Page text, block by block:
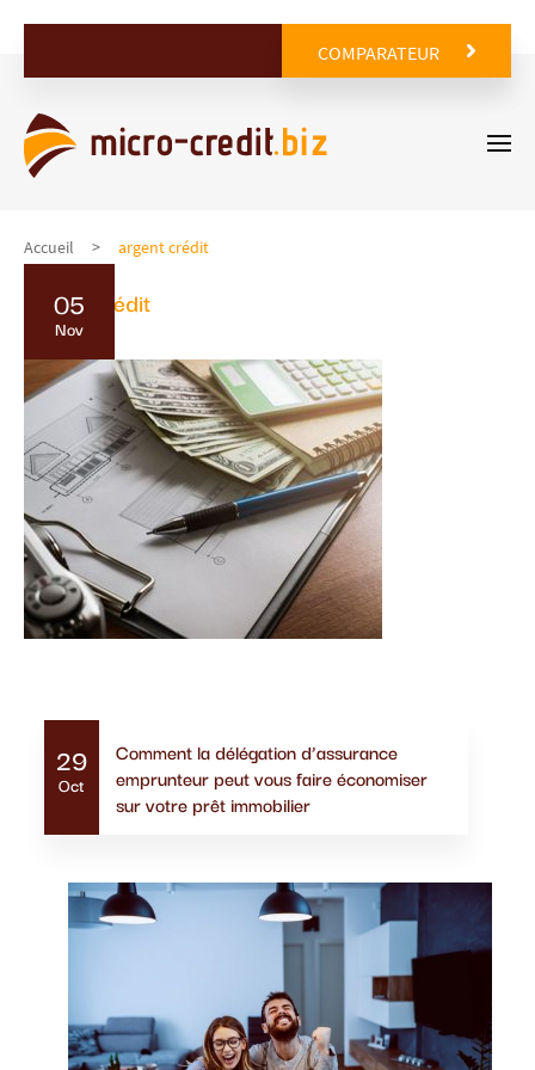
COMPARATEUR
Accueil argent crédit
argent crédit
05
Nov
Actualités similaires
29
Oct
Comment la délégation d’assurance
emprunteur peut vous faire économiser
sur votre prêt immobilier